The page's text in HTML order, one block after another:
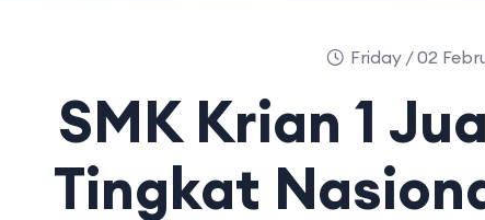
Friday / 02
SMK Krian 1
Tingkat